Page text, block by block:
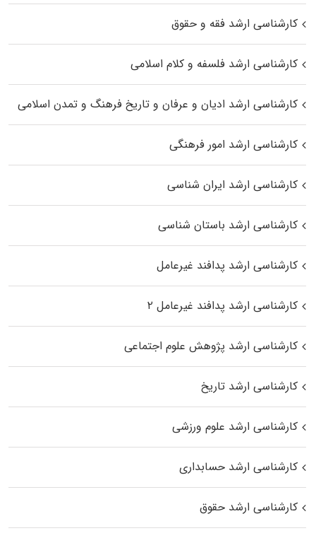
کارشناسی ارشد فقه و حقوق
کارشناسی ارشد فلسفه و کلام اسلامی
کارشناسی ارشد ادیان و عرفان و تاریخ فرهنگ و تمدن اسلامی
کارشناسی ارشد امور فرهنگی
کارشناسی ارشد ایران شناسی
کارشناسی ارشد باستان شناسی
کارشناسی ارشد پدافند غیرعامل
کارشناسی ارشد پدافند غیرعامل ۲
کارشناسی ارشد پژوهش علوم اجتماعی
کارشناسی ارشد تاریخ
کارشناسی ارشد علوم ورزشی
کارشناسی ارشد حسابداری
کارشناسی ارشد حقوق